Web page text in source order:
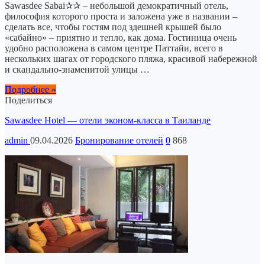
Sawasdee Sabai✰✰ – небольшой демократичный отель,
философия которого проста и заложена уже в названии –
сделать все, чтобы гостям под здешней крышей было
«сабайно» – приятно и тепло, как дома. Гостиница очень
удобно расположена в самом центре Паттайи, всего в
нескольких шагах от городского пляжа, красивой набережной
и скандально-знаменитой улицы …
Подробнее »
Поделиться
Sawasdee Hotel — отели эконом-класса в Таиланде
admin 09.04.2026 Бронирование отелей 0 868